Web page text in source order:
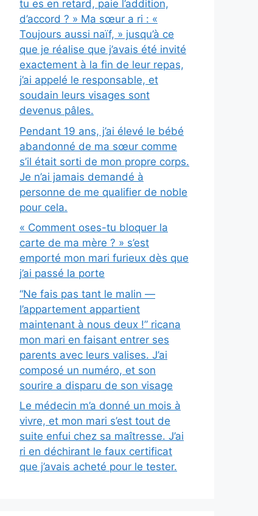
tu es en retard, paie l’addition,
d’accord ? » Ma sœur a ri : «
Toujours aussi naïf, » jusqu’à ce
que je réalise que j’avais été invité
exactement à la fin de leur repas,
j’ai appelé le responsable, et
soudain leurs visages sont
devenus pâles.
Pendant 19 ans, j’ai élevé le bébé
abandonné de ma sœur comme
s’il était sorti de mon propre corps.
Je n’ai jamais demandé à
personne de me qualifier de noble
pour cela.
« Comment oses-tu bloquer la
carte de ma mère ? » s’est
emporté mon mari furieux dès que
j’ai passé la porte
“Ne fais pas tant le malin —
l’appartement appartient
maintenant à nous deux !” ricana
mon mari en faisant entrer ses
parents avec leurs valises. J’ai
composé un numéro, et son
sourire a disparu de son visage
Le médecin m’a donné un mois à
vivre, et mon mari s’est tout de
suite enfui chez sa maîtresse. J’ai
ri en déchirant le faux certificat
que j’avais acheté pour le tester.